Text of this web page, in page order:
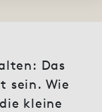
Das
sein. Wie
kleine